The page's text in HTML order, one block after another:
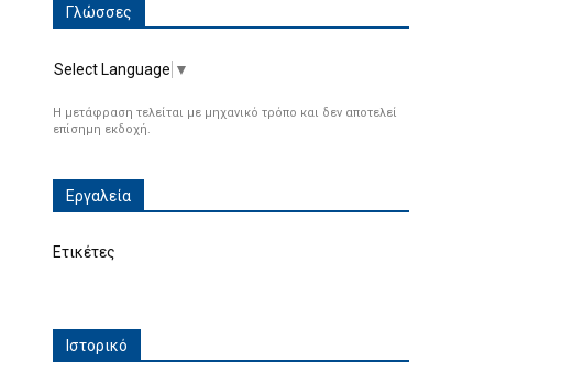
Γλώσσες
Select Language ▼
Η μετάφραση τελείται με μηχανικό τρόπο και δεν αποτελεί
επίσημη εκδοχή.
Εργαλεία
Ετικέτες
Ιστορικό